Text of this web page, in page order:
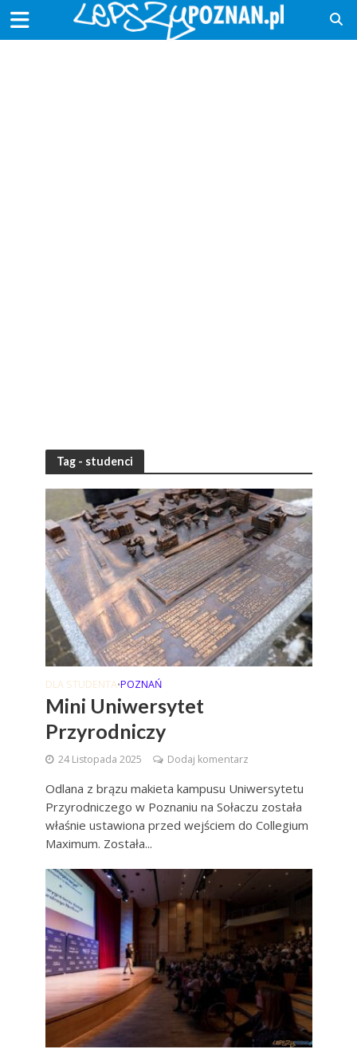
Tag - studenci
DLA STUDENTA•POZNAŃ
Mini Uniwersytet
Przyrodniczy
24 Listopada 2025 Dodaj komentarz
Odlana z brązu makieta kampusu Uniwersytetu
Przyrodniczego w Poznaniu na Sołaczu została
właśnie ustawiona przed wejściem do Collegium
Maximum. Została...